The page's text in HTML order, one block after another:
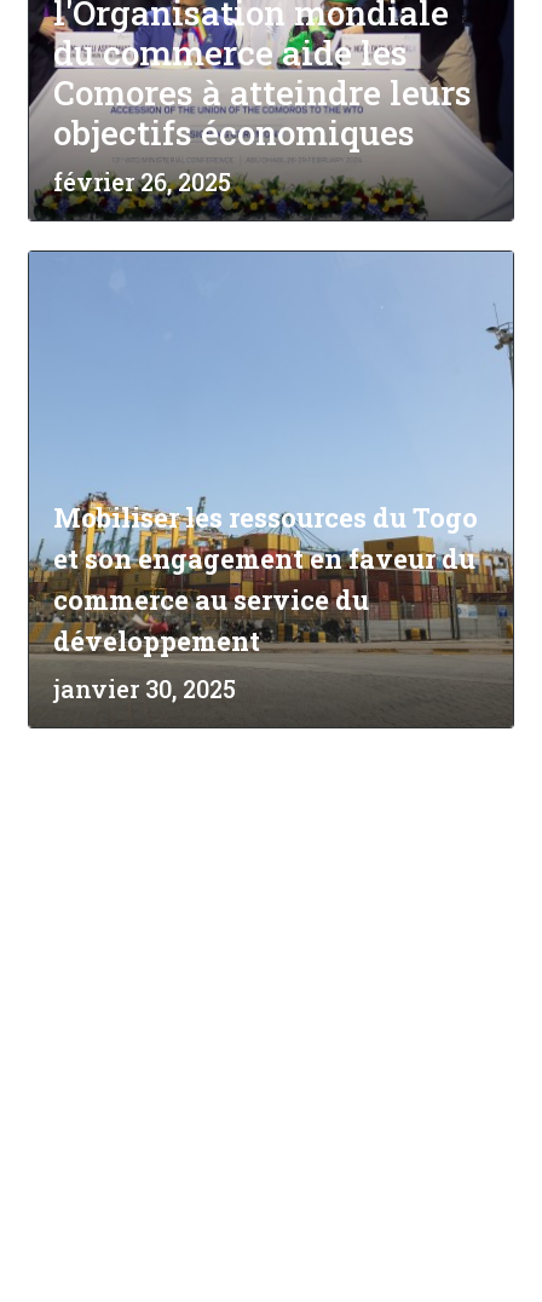
l'Organisation mondiale
du commerce aide les
Comores à atteindre leurs
objectifs économiques
février 26, 2025
Mobiliser les ressources du Togo
et son engagement en faveur du
commerce au service du
développement
janvier 30, 2025